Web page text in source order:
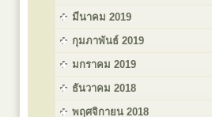
มีนาคม 2019
กุมภาพันธ์ 2019
มกราคม 2019
ธันวาคม 2018
พฤศจิกายน 2018